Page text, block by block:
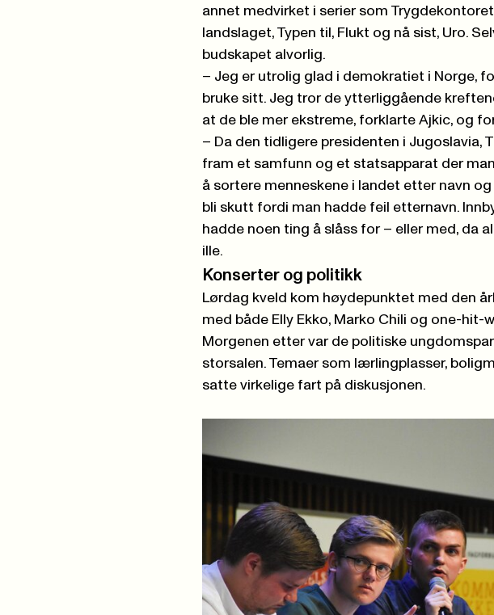
annet medvirket i serier som
landslaget, Typen til, Flukt og nå sist, Uro.
budskapet alvorlig.
– Jeg er utrolig glad i demokratiet i Norge,
bruke sitt. Jeg tror de ytterliggående
at de ble mer ekstreme, forklarte Ajkic, og
– Da den tidligere presidenten i Jugoslavia,
fram et samfunn og et statsapparat der
å sortere menneskene i landet etter navn
bli skutt fordi man hadde feil etternavn.
hadde noen ting å slåss for – eller med, da
ille.
Konserter og politikk
Lørdag kveld kom høydepunktet med den
med både Elly Ekko, Marko Chili og one-hit-
Morgenen etter var de politiske
storsalen. Temaer som lærlingplasser,
satte virkelige fart på diskusjonen.